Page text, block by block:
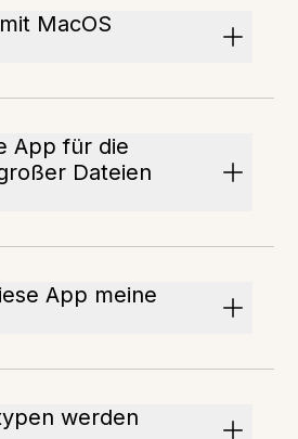
MacOS
App für die
Dateien
App meine
werden